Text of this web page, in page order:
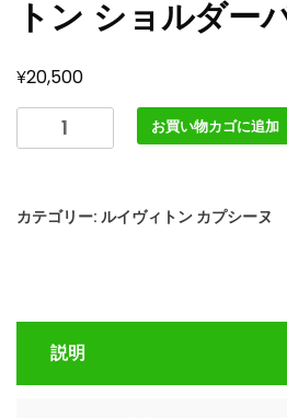
トン ショルダー
¥20,500
イ
ト
シ
ヌ
お買い物カゴに追加
カテゴリー: ルイヴィトン カプシーヌ
説明